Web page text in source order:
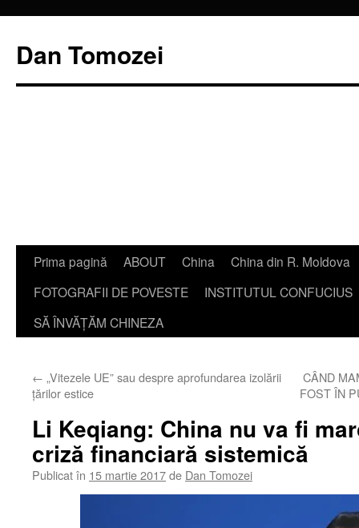
Dan Tomozei
Sari
conținut
Prima pagină ABOUT China
China din R. Moldova
FOTOGRAFII DE POVESTE
INSTITUTUL CONFUCIUS
SĂ ÎNVĂŢĂM CHINEZA
← „Vitezele UE” sau despre aprofundarea izolării
țărilor estice
CÂND
FOST ÎN
Li Keqiang: China nu va fi
criză financiară sistemică
Publicat în 15 martie 2017de Dan Tomozei